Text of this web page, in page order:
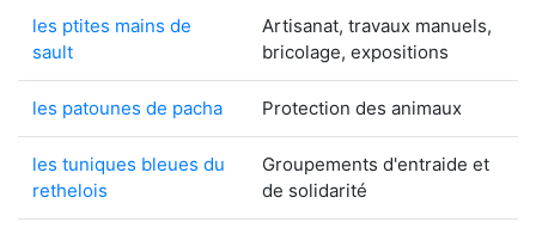
les ptites mains de
sault
Artisanat, travaux manuels,
bricolage, expositions
les patounes de pacha Protection des animaux
les tuniques bleues du
rethelois
Groupements d'entraide et
de solidarité